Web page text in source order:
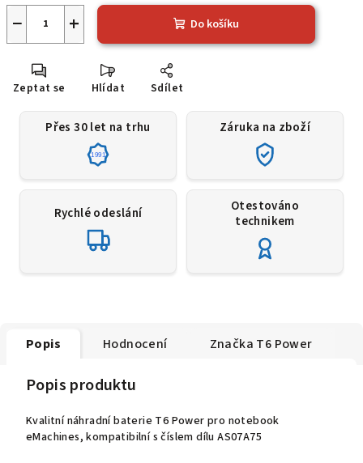
+
− Do košíku
Zeptat se Hlídat Sdílet
Přes 30 let na trhu
1991
Záruka na zboží
Rychlé odeslání
Otestováno
technikem
Popis Hodnocení Značka T6 Power
Popis produktu
Kvalitní náhradní baterie T6 Power pro notebook
eMachines, kompatibilní s číslem dílu AS07A75